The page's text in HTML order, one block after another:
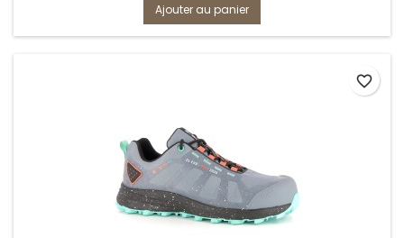
Ajouter au panier
favorite_border